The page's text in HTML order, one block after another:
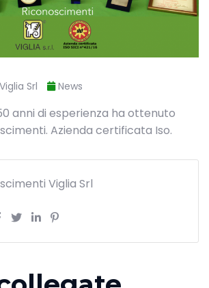
Srl News
anni di esperienza ha ottenuto
Azienda certificata Iso.
Viglia Srl